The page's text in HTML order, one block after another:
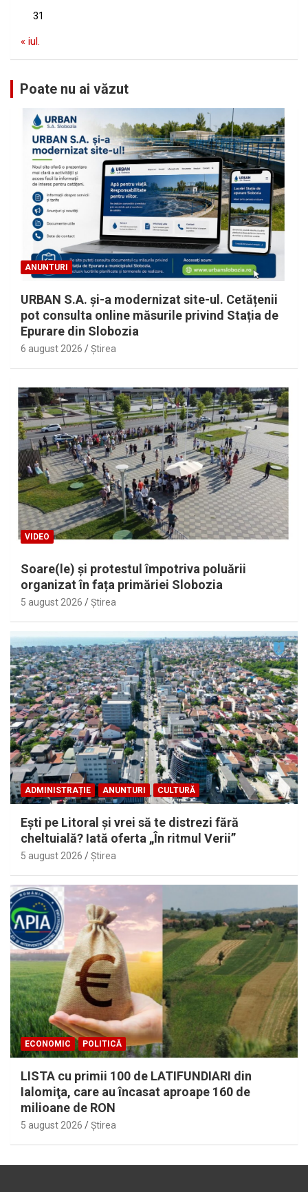
31
« iul.
Poate nu ai văzut
ANUNTURI
URBAN S.A. și-a modernizat site-ul. Cetățenii
pot consulta online măsurile privind Stația de
Epurare din Slobozia
6 august 2026 Ştirea
VIDEO
Soare(le) și protestul împotriva poluării
organizat în fața primăriei Slobozia
5 august 2026 Ştirea
ADMINISTRAȚIE ANUNTURI CULTURĂ
Eşti pe Litoral şi vrei să te distrezi fără
cheltuială? Iată oferta „În ritmul Verii”
5 august 2026 Ştirea
ECONOMIC POLITICĂ
LISTA cu primii 100 de LATIFUNDIARI din
Ialomiţa, care au încasat aproape 160 de
milioane de RON
5 august 2026 Ştirea